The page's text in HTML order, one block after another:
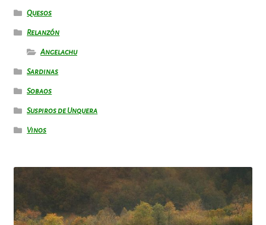
Quesos
Relanzón
Angelachu
Sardinas
Sobaos
Suspiros de Unquera
Vinos